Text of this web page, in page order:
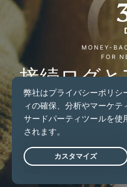
MONEY-
FOR
接続ログ
ィログを
をお探
新規ご契約のお客様：